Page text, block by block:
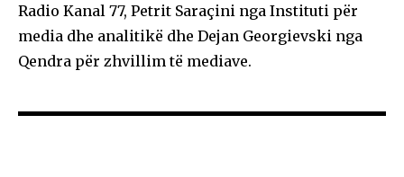
Radio Kanal 77, Petrit Saraçini nga Instituti për
media dhe analitikë dhe Dejan Georgievski nga
Qendra për zhvillim të mediave.